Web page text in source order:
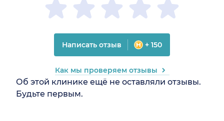
Об этой клинике ещё не оставляли отзывы.
Будьте первым.
Написать отзыв + 150
Как мы проверяем отзывы